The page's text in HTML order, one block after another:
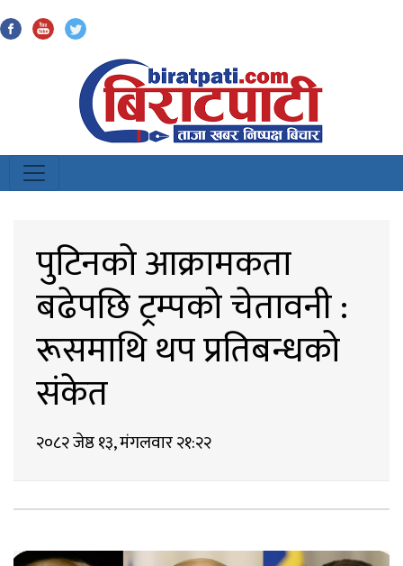
पुटिनको आक्रामकता
बढेपछि ट्रम्पको चेतावनी :
रूसमाथि थप प्रतिबन्धको
संकेत
२०८२ जेष्ठ १३, मंगलवार २१:२२